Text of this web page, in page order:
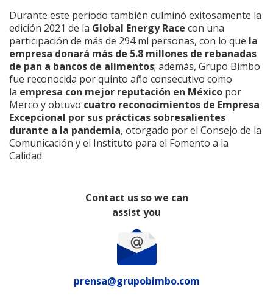
Durante este periodo también culminó exitosamente la
edición 2021 de la Global Energy Race con una
participación de más de 294 ml personas, con lo que la
empresa donará más de 5.8 millones de rebanadas
de pan a bancos de alimentos; además, Grupo Bimbo
fue reconocida por quinto año consecutivo como
la empresa con mejor reputación en México por
Merco y obtuvo cuatro reconocimientos de Empresa
Excepcional por sus prácticas sobresalientes
durante a la pandemia, otorgado por el Consejo de la
Comunicación y el Instituto para el Fomento a la
Calidad.
Contact us so we can
assist you
prensa@grupobimbo.com